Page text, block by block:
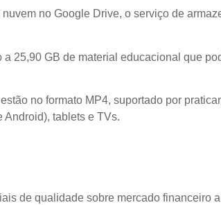
no Google Drive, o serviço de
a 25,90 GB de material educacional que
no formato MP4, suportado por
tablets e TVs.
de qualidade sobre mercado financeiro